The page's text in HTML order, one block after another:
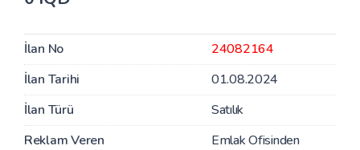
İlan No
24082164
İlan Tarihi
01.08.2024
İlan Türü
Satılık
Reklam Veren
Emlak Ofisinden